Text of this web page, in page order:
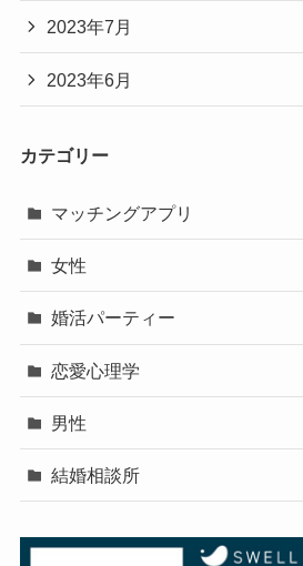
2023年7月
2023年6月
カテゴリー
マッチングアプリ
女性
婚活パーティー
恋愛心理学
男性
結婚相談所